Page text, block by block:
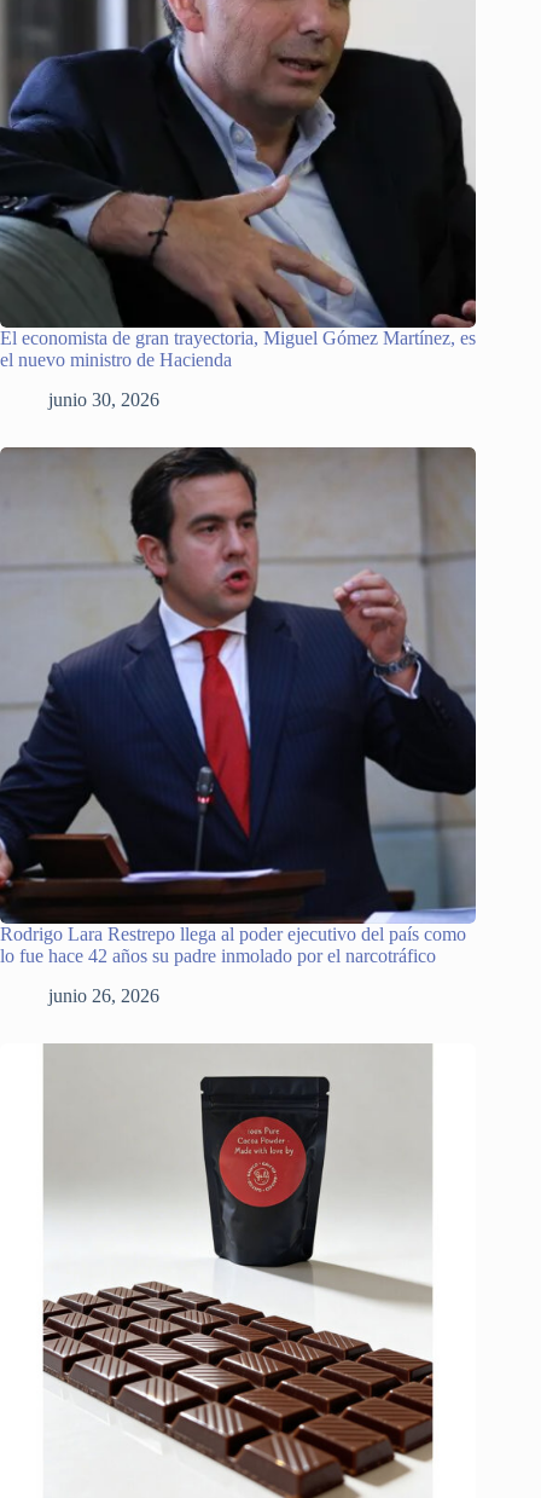
El economista de gran trayectoria, Miguel Gómez Martínez, es
el nuevo ministro de Hacienda
junio 30, 2026
Rodrigo Lara Restrepo llega al poder ejecutivo del país como
lo fue hace 42 años su padre inmolado por el narcotráfico
junio 26, 2026